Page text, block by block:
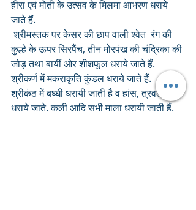
हीरा एवं मोती के उत्सव के मिलमा आभरण धराये
जाते हैं.
श्रीमस्तक पर केसर की छाप वाली श्वेत  रंग की
कुल्हे के ऊपर सिरपैंच, तीन मोरपंख की चंद्रिका की
जोड़ तथा बायीं ओर शीशफूल धराये जाते हैं.
श्रीकर्ण में मकराकृति कुंडल धराये जाते हैं.
श्रीकंठ में बघ्घी धरायी जाती है व हांस, त्रवल नहीं
धराये जाते. कली आदि सभी माला धरायी जाती हैं.